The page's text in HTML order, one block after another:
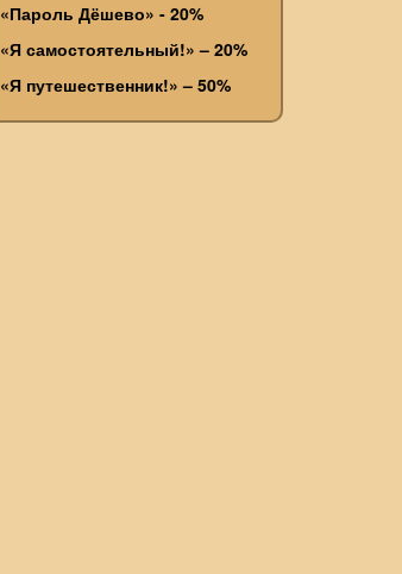
«Пароль Дёшево» - 20%
«Я самостоятельный!» – 20%
«Я путешественник!» – 50%